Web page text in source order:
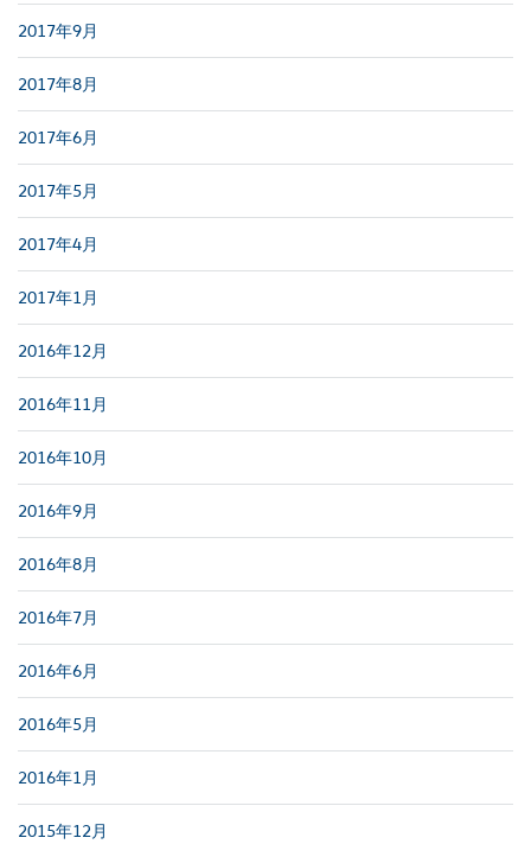
2017年9月
2017年8月
2017年6月
2017年5月
2017年4月
2017年1月
2016年12月
2016年11月
2016年10月
2016年9月
2016年8月
2016年7月
2016年6月
2016年5月
2016年1月
2015年12月